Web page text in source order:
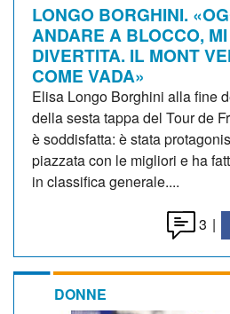
LONGO BORGHINI.
ANDARE A BLOCCO,
DIVERTITA. IL MONT
COME VADA»
Elisa Longo Borghini alla fine
della sesta tappa del Tour de
è soddisfatta: è stata
piazzata con le migliori e ha
in classifica generale....
3 |
DONNE